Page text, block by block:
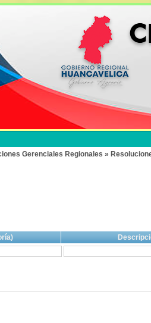
Gerenciales Regionales »